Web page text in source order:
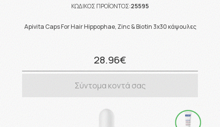
ΚΩΔΙΚΟΣ ΠΡΟΪΟΝΤΟΣ:25595
Apivita Caps For Hair Hippophae, Zinc & Biotin 3x30 κάψουλες
28.96€
Σύντομα κοντά σας